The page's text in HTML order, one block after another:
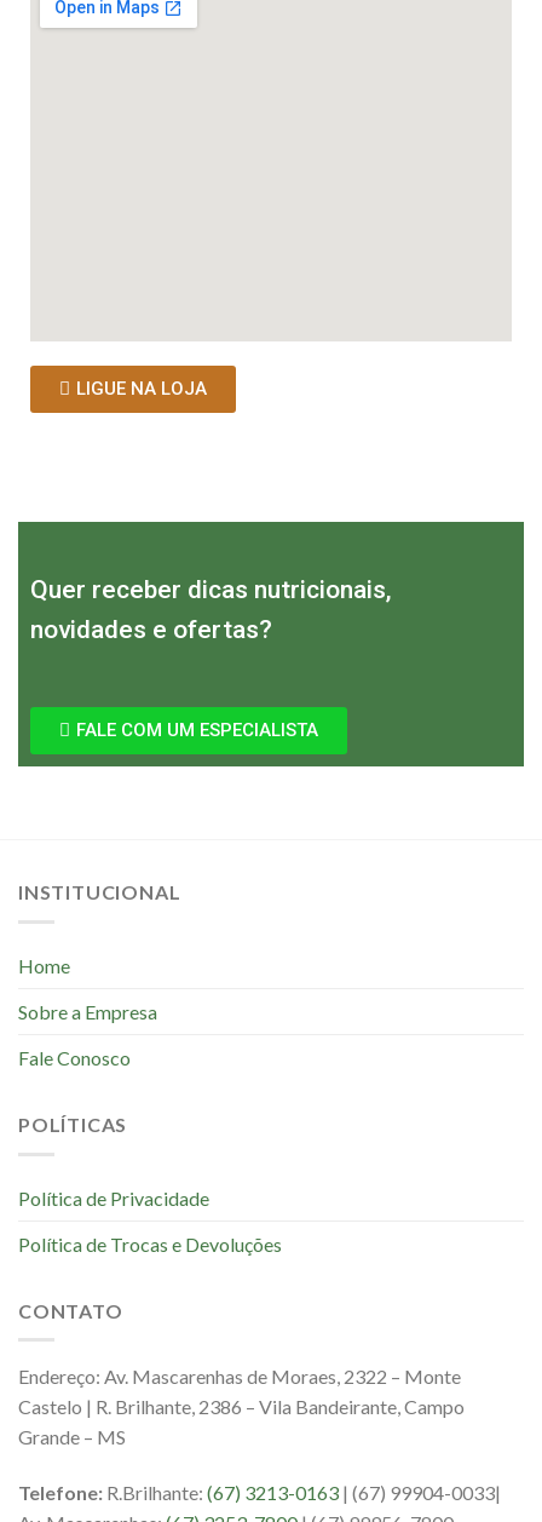
LIGUE NA LOJA
Quer receber dicas nutricionais,
novidades e ofertas?
FALE COM UM ESPECIALISTA
INSTITUCIONAL
Home
Sobre a Empresa
Fale Conosco
POLÍTICAS
Política de Privacidade
Política de Trocas e Devoluções
CONTATO
Endereço: Av. Mascarenhas de Moraes, 2322 – Monte
Castelo | R. Brilhante, 2386 – Vila Bandeirante, Campo
Grande – MS
Telefone: R.Brilhante: (67) 3213-0163 | (67) 99904-0033|